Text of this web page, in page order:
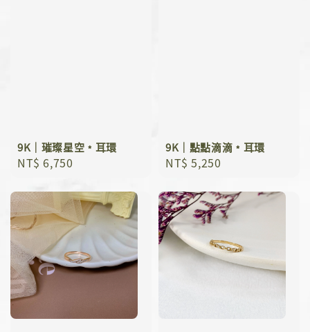
9K｜璀璨星空﹡耳環
Regular
NT$ 6,750
9K｜點點滴滴﹡耳環
Regular
NT$ 5,250